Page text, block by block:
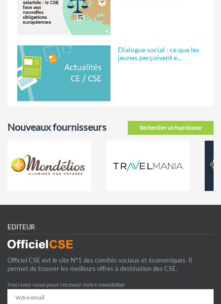
Dialogue social : ce que les
jeunes perçoivent e…
Rechercher un fournisseur
Nouveaux fournisseurs
EDITEUR
Officiel CSE est le site N°1 des comités sociaux et économiques. Il
permet de trouver les meilleurs offres à destination des CSE.
Inscrivez-vous pour recevoir notre newsletter